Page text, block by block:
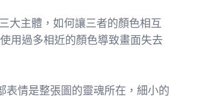
大主體，如何讓三者的顏色相互
用過多相近的顏色導致畫面失去
情是整張圖的靈魂所在，細小的